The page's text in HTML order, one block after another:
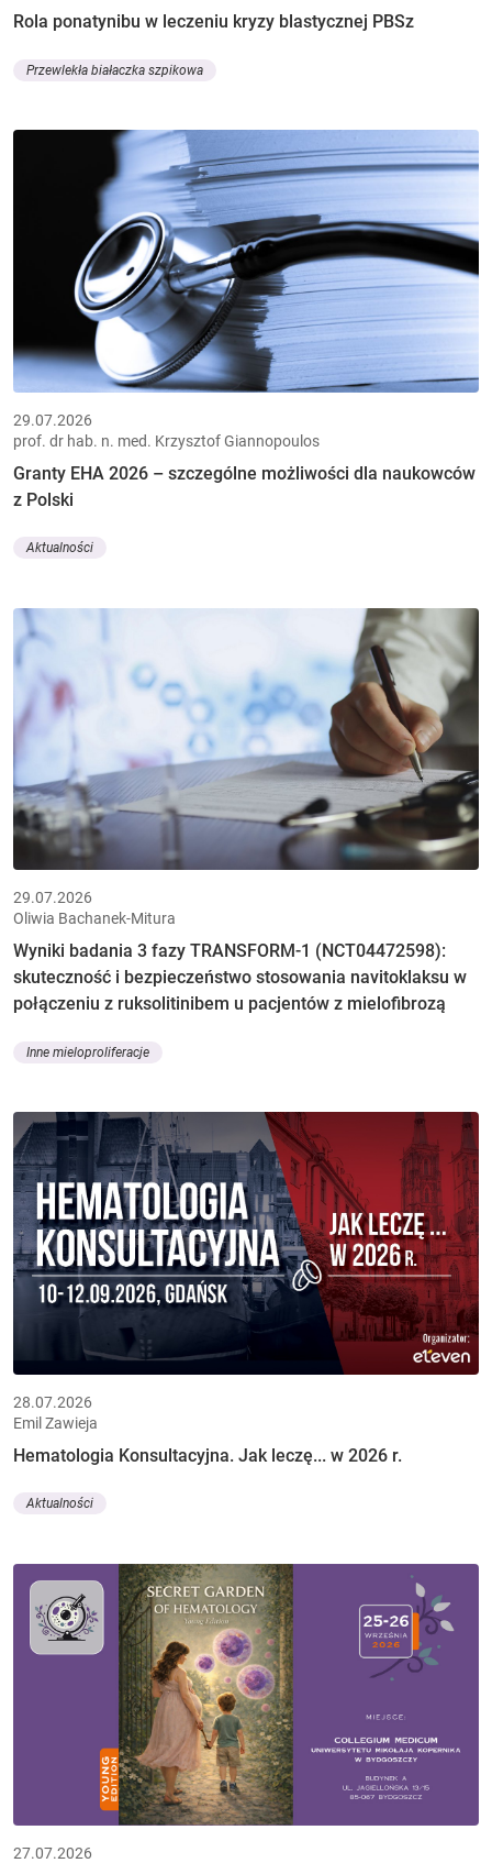
Rola ponatynibu w leczeniu kryzy blastycznej PBSz
Przewlekła białaczka szpikowa
29.07.2026
prof. dr hab. n. med. Krzysztof Giannopoulos
Granty EHA 2026 – szczególne możliwości dla naukowców
z Polski
Aktualności
29.07.2026
Oliwia Bachanek-Mitura
Wyniki badania 3 fazy TRANSFORM-1 (NCT04472598):
skuteczność i bezpieczeństwo stosowania navitoklaksu w
połączeniu z ruksolitinibem u pacjentów z mielofibrozą
Inne mieloproliferacje
28.07.2026
Emil Zawieja
Hematologia Konsultacyjna. Jak leczę... w 2026 r.
Aktualności
27.07.2026